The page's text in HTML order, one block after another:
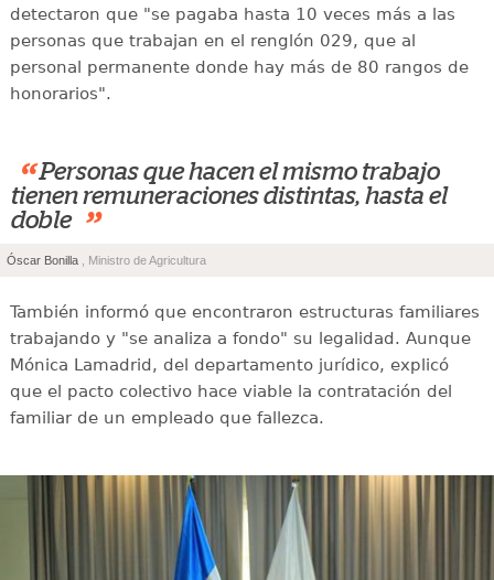
detectaron que "se pagaba hasta 10 veces más a las
personas que trabajan en el renglón 029, que al
personal permanente donde hay más de 80 rangos de
honorarios".
“ Personas que hacen el mismo trabajo
tienen remuneraciones distintas, hasta el
doble ”
Óscar Bonilla , Ministro de Agricultura
También informó que encontraron estructuras familiares
trabajando y "se analiza a fondo" su legalidad. Aunque
Mónica Lamadrid, del departamento jurídico, explicó
que el pacto colectivo hace viable la contratación del
familiar de un empleado que fallezca.